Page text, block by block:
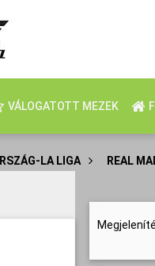
VÁLOGATOTT MEZEK
LA LIGA > REAL